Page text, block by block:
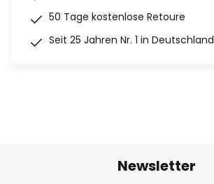
50 Tage kostenlose Retoure
Seit 25 Jahren Nr. 1 in Deutschland
Newsletter